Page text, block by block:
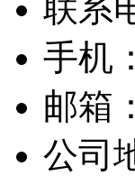
联系
手机
邮箱
公司